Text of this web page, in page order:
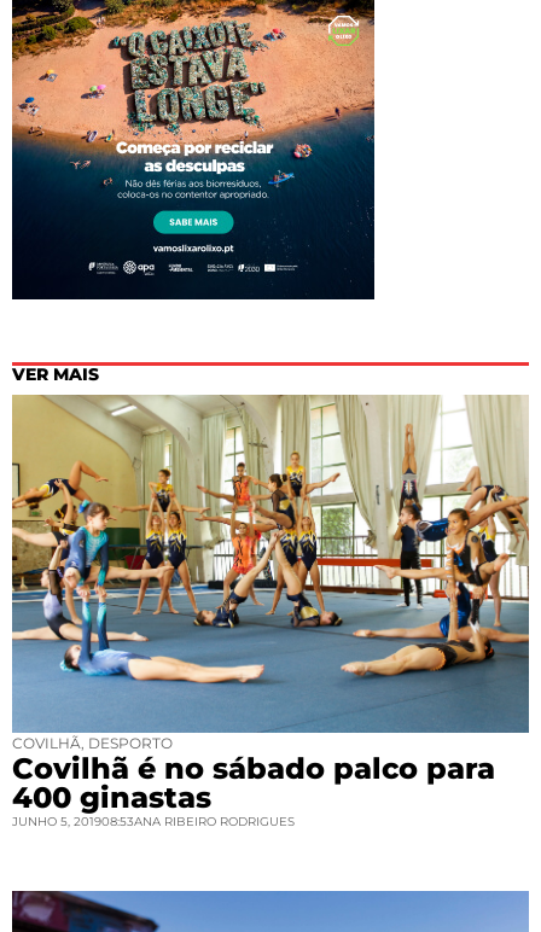
VER MAIS
COVILHÃ, DESPORTO
Covilhã é no sábado palco para
400 ginastas
JUNHO 5, 201908:53ANA RIBEIRO RODRIGUES